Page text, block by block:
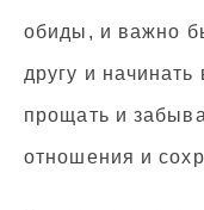
обиды, и важно
другу и начинать
прощать и
отношения и